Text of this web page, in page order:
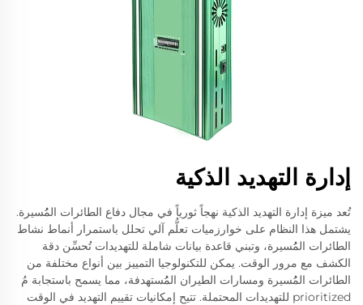
إدارة التهديد الذكية
تُعد ميزة إدارة التهديد الذكية نهجاً ثورياً في مجال دفاع الطائرات المُُسيرة.
يشتمل هذا النظام على خوارزميات تعلُّم آلي تحلل باستمرار أنماط نشاط
الطائرات المُُسيرة، وتبني قاعدة بيانات شاملة للتهديدات تُحسِّن دقة
الكشف مع مرور الوقت. يمكن للتكنولوجيا التمييز بين أنواع مختلفة من
الطائرات المُُسيرة ومسارات الطيران المُُستهدفة، مما يسمح باستجابة مُ
prioritized للتهديدات المحتملة. تتيح إمكانيات تقييم التهديد في الوقت